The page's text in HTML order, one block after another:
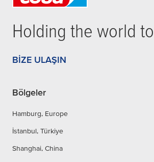
Holding the world
BIZE ULAŞIN
Bölgeler
Hamburg, Europe
İstanbul, Türkiye
Shanghai, China